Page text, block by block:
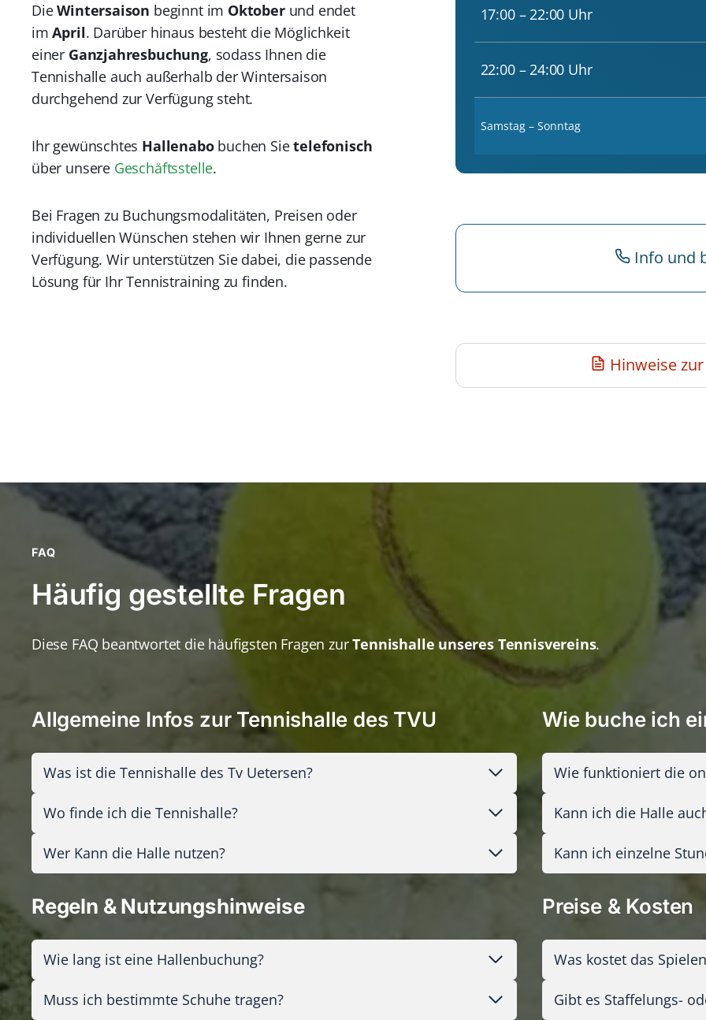
DieWintersaison beginnt im Oktoberund endet
imApril. Darüber hinaus besteht die Möglichkeit
einer Ganzjahresbuchung, sodass Ihnen die
Tennishalle auch außerhalb der Wintersaison
durchgehend zur Verfügung steht.
Ihr gewünschtes Hallenabobuchen Sietelefonisch
über unsere Geschäftsstelle.
Bei Fragen zu Buchungsmodalitäten, Preisen oder
individuellen Wünschen stehen wir Ihnen gerne zur
Verfügung. Wir unterstützen Sie dabei, die passende
Lösung für Ihr Tennistraining zu finden.
17:00 – 22:00 Uhr
22:00 – 24:00 Uhr
Samstag – Sonntag
Info und
Hinweise
FAQ
Häufig gestellte Fragen
Diese FAQ beantwortet die häufigsten Fragen zurTennishalle unseres Tennisvereins.
Allgemeine Infos zur Tennishalle des TVU
Was ist die Tennishalle des Tv Uetersen?
Wo finde ich die Tennishalle?
Wer Kann die Halle nutzen?
Wie buche ich
Wie funktioniert die
Kann ich die Halle
Kann ich einzelne
Regeln & Nutzungshinweise
Wie lang ist eine Hallenbuchung?
Muss ich bestimmte Schuhe tragen?
Preise & Kosten
Was kostet das
Gibt es Staffelungs-